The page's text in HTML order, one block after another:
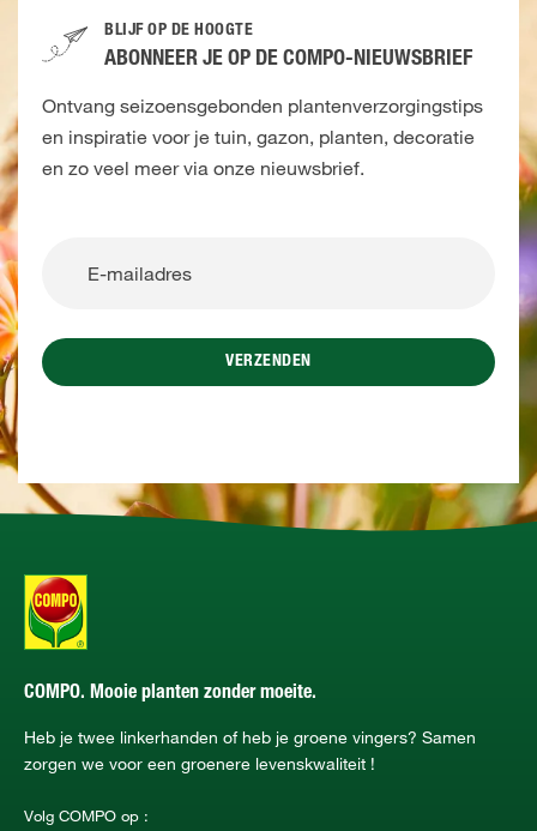
BLIJF OP DE HOOGTE
ABONNEER JE OP DE COMPO-NIEUWSBRIEF
Ontvang seizoensgebonden plantenverzorgingstips
en inspiratie voor je tuin, gazon, planten, decoratie
en zo veel meer via onze nieuwsbrief.
VERZENDEN
COMPO. Mooie planten zonder moeite.
Heb je twee linkerhanden of heb je groene vingers? Samen
zorgen we voor een groenere levenskwaliteit !
Volg COMPO op :